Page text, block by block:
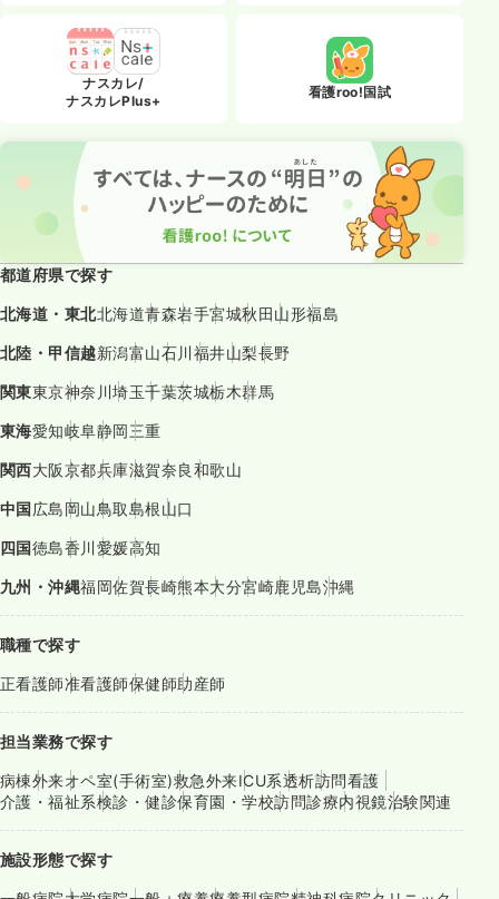
ナスカレ/
ナスカレPlus+
看護roo!国試
都道府県で探す
北海道・東北北海道青森岩手宮城秋田山形福島
北陸・甲信越新潟富山石川福井山梨長野
関東東京神奈川埼玉千葉茨城栃木群馬
東海愛知岐阜静岡三重
関西大阪京都兵庫滋賀奈良和歌山
中国広島岡山鳥取島根山口
四国徳島香川愛媛高知
九州・沖縄福岡佐賀長崎熊本大分宮崎鹿児島沖縄
職種で探す
正看護師准看護師保健師助産師
担当業務で探す
病棟外来オペ室(手術室)救急外来ICU系透析訪問看護
介護・福祉系検診・健診保育園・学校訪問診療内視鏡治験関連
施設形態で探す